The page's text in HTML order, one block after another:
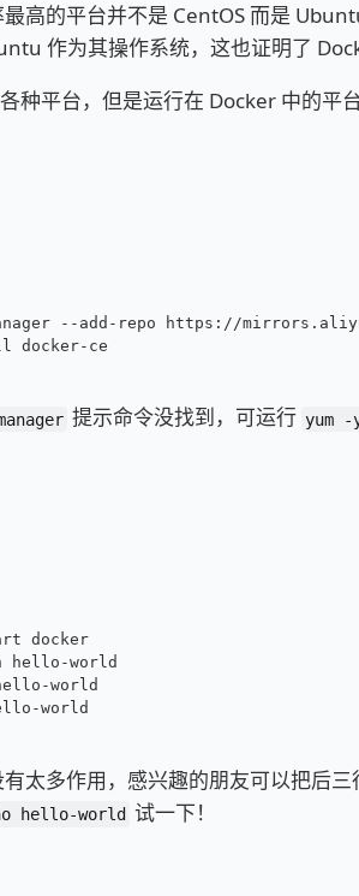
高的平台并不是 CentOS 而是
作为其操作系统，这也证明了
种平台，但是运行在 Docker 中的平
--add-repo https://
docker-ce
提示命令没找到，可运行 yum
docker
hello-world
world
world
太多作用，感兴趣的朋友可以把后
hello-world 试一下！